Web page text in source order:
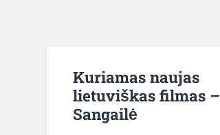
Kuriamas naujas
lietuviškas filmas –
Sangailė